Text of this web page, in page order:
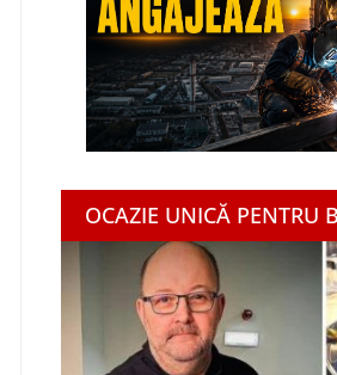
OCAZIE UNICĂ PENTRU